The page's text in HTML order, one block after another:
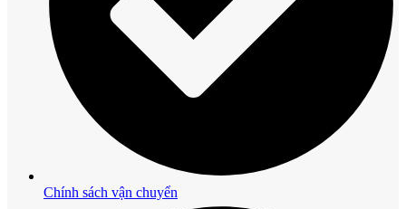
Chính sách vận chuyển